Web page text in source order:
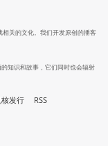
关的文化。我们开发原创的播客
知识和故事，它们同时也会辐射
发行 RSS